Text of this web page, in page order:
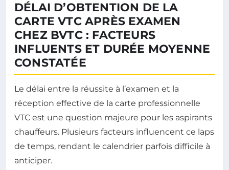
DÉLAI D’OBTENTION DE LA
CARTE VTC APRÈS EXAMEN
CHEZ BVTC : FACTEURS
INFLUENTS ET DURÉE MOYENNE
CONSTATÉE
Le délai entre la réussite à l’examen et la
réception effective de la carte professionnelle
VTC est une question majeure pour les aspirants
chauffeurs. Plusieurs facteurs influencent ce laps
de temps, rendant le calendrier parfois difficile à
anticiper.